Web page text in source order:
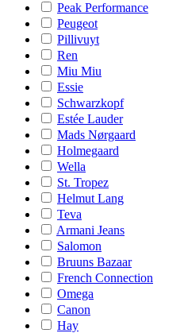
Peak Performance
Peugeot
Pillivuyt
Ren
Miu Miu
Essie
Schwarzkopf
Estée Lauder
Mads Nørgaard
Holmegaard
Wella
St. Tropez
Helmut Lang
Teva
Armani Jeans
Salomon
Bruuns Bazaar
French Connection
Omega
Canon
Hay